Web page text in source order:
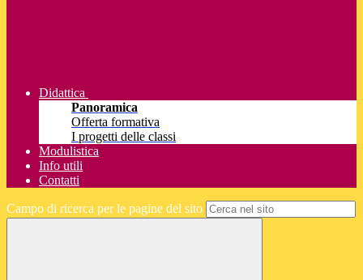
Didattica
Panoramica
Offerta formativa
I progetti delle classi
Modulistica
Info utili
Contatti
Campo di ricerca per le pagine del sito